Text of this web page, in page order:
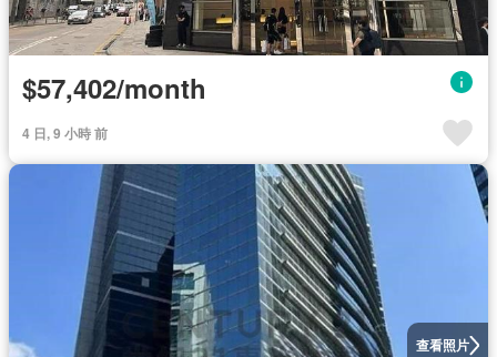
$57,402/month
4 日, 9 小時 前
查看照片